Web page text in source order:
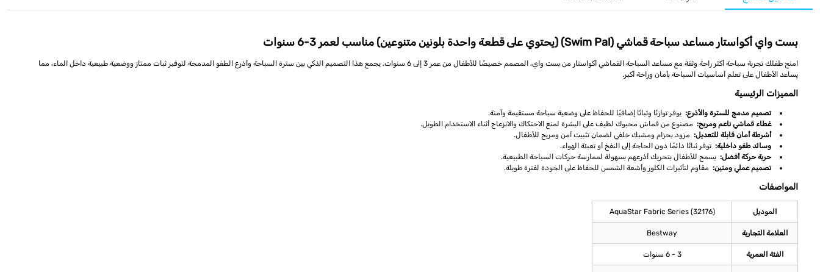
بست واي أكواستار مساعد سباحة قماشي (Swim Pal) (يحتوي على قطعة واحدة بلونين متنوعين) مناسب لعمر 3-6 سنوات
امنح طفلك تجربة سباحة أكثر راحة وثقة مع مساعد السباحة القماشي أكواستار من بست واي، المصمم خصيصًا للأطفال من عمر 3 إلى 6 سنوات. يجمع هذا التصميم الذكي بين سترة السباحة وأذرع الطفو المدمجة لتوفير ثبات ممتاز ووضعية طبيعية داخل الماء، مما
يساعد الأطفال على تعلم أساسيات السباحة بأمان وراحة أكبر.
المميزات الرئيسية
تصميم مدمج للسترة والأذرع: يوفر توازنًا وثباتًا إضافيًا للحفاظ على وضعية سباحة مستقيمة وآمنة.
غطاء قماشي ناعم ومريح: مصنوع من قماش محبوك لطيف على البشرة لمنع الاحتكاك والانزعاج أثناء الاستخدام الطويل.
أشرطة أمان قابلة للتعديل: مزود بحزام ومشبك خلفي لضمان تثبيت آمن ومريح للأطفال.
وسائد طفو داخلية: توفر ثباتًا دائمًا دون الحاجة إلى النفخ أو تعبئة الهواء.
حرية حركة أفضل: يسمح للأطفال بتحريك أذرعهم بسهولة لممارسة حركات السباحة الطبيعية.
تصميم عملي ومتين: مقاوم لتأثيرات الكلور وأشعة الشمس للحفاظ على الجودة لفترة طويلة.
المواصفات
الموديل AquaStar Fabric Series (32176)
العلامة التجارية Bestway
الفئة العمرية 3 - 6 سنوات